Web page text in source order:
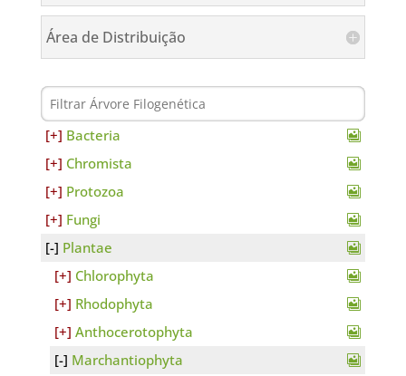
Área de Distribuição
Bacteria
Chromista
Protozoa
Fungi
Plantae
Chlorophyta
Rhodophyta
Anthocerotophyta
Marchantiophyta